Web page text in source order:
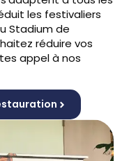
les festivaliers
Stadium de
réduire vos
appel à nos